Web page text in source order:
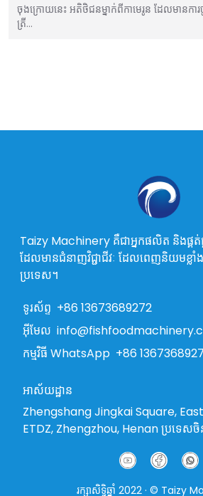
ចុងក្រោយនេះ អតិថិជនម្នាក់ពីកាមេរូន ដែលមានក
ត្រី…
Taizy Machinery គឺជាអ្នកផលិត និងផ្គ
ដែលមានជំនាញវិជ្ជាជីវៈ ដែលពេញនិយមខ្លាំ
ប្រទេស។
ទូរស័ព្ទ +86 13673689272
អ៊ីមែល
កម្មវិធី WhatsApp +86
អាស័យដ្ឋាន
Zhengshang Jingkai Square,
ETDZ, Zhengzhou, Henan ប្រទេសចិ
រក្សាសិទ្ធិឆ្នាំ 2022 · © Taizy